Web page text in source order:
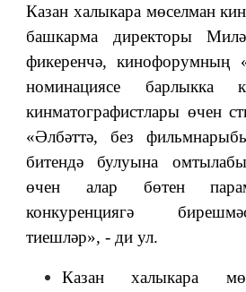
Казан халыкара мөселман
башкарма директоры
фикеренчә, кинофорумның
номинациясе барлыкка
кинматографистлары өчен
«Әлбәттә, без
битендә булуына
өчен алар бөтен
конкуренциягә
тиешләр», - ди ул.
Казан халыкара